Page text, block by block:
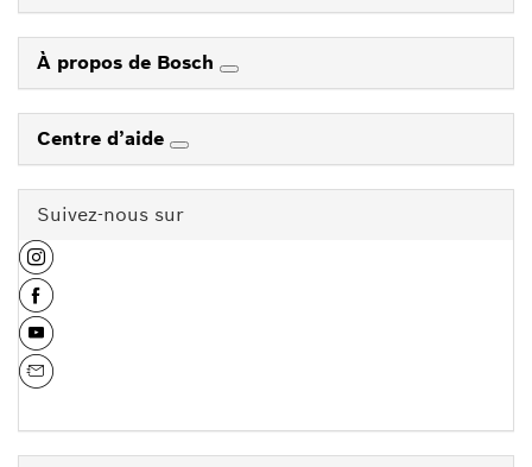
À propos de Bosch
Centre d’aide
Suivez-nous sur